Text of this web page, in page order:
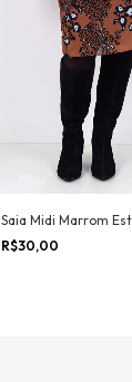
Saia Midi Marrom
R$30,00